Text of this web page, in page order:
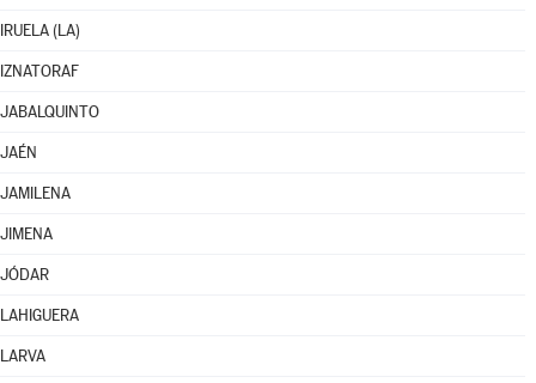
IRUELA (LA)
IZNATORAF
JABALQUINTO
JAÉN
JAMILENA
JIMENA
JÓDAR
LAHIGUERA
LARVA